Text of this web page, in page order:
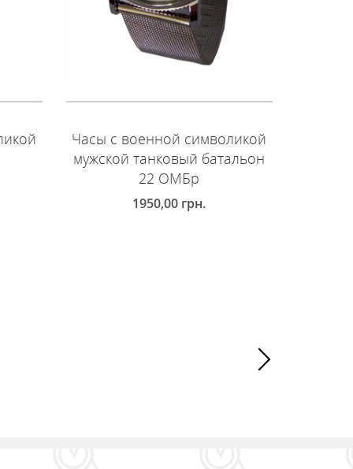
Часы с военной символикой
мужской танковый батальон
22 ОМБр
1950,00 грн.